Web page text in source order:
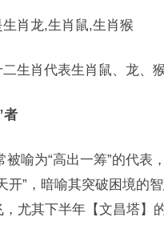
肖龙,生肖鼠,生肖猴
生肖代表生肖鼠、龙、
者
被喻为“高出一筹”的代表
开”，暗喻其突破困境的
尤其下半年【文昌塔】